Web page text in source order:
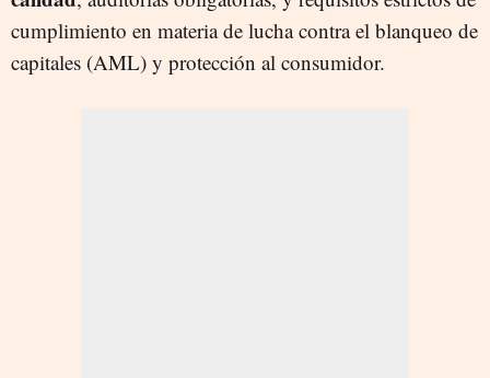
cumplimiento en materia de lucha contra el blanqueo de
capitales (AML) y protección al consumidor.